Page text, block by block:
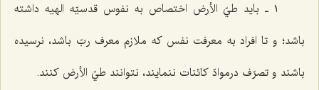
١ ـ بايد طيّ الأرض اختصاص به نفوس قدسيّه الهيه داشته
باشد؛ و تا افراد به معرفت نفس كه ملازم معرف ربّ باشد، نرسيده
باشند و تصرّف درموادّ كائنات ننمايند، نتوانند طيّ الأرض كنند.